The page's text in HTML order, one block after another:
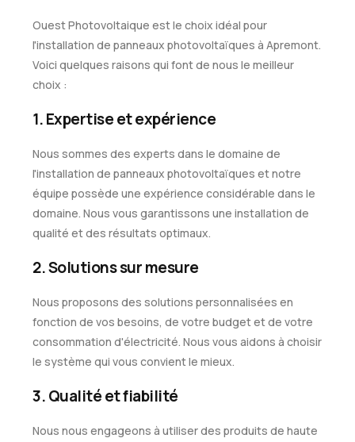
Ouest Photovoltaique est le choix idéal pour
l'installation de panneaux photovoltaïques à Apremont.
Voici quelques raisons qui font de nous le meilleur
choix :
1. Expertise et expérience
Nous sommes des experts dans le domaine de
l'installation de panneaux photovoltaïques et notre
équipe possède une expérience considérable dans le
domaine. Nous vous garantissons une installation de
qualité et des résultats optimaux.
2. Solutions sur mesure
Nous proposons des solutions personnalisées en
fonction de vos besoins, de votre budget et de votre
consommation d'électricité. Nous vous aidons à choisir
le système qui vous convient le mieux.
3. Qualité et fiabilité
Nous nous engageons à utiliser des produits de haute